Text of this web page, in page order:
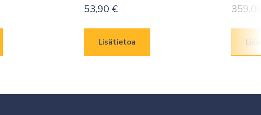
53,90 €
Lisätietoa